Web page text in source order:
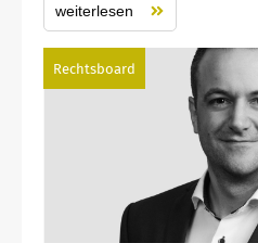
weiterlesen
Rechtsboard